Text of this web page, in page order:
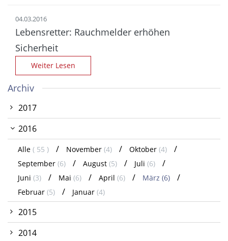
04.03.2016
Lebensretter: Rauchmelder erhöhen
Sicherheit
Weiter Lesen
Archiv
2017
2016
Alle ( 55 ) November (4) Oktober (4)
September (6) August (5) Juli (6)
Juni (3) Mai (6) April (6) März (6)
Februar (5) Januar (4)
2015
2014